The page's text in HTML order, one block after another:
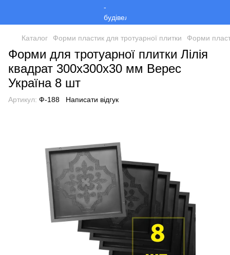
Каталог Форми пластик для тротуарної плитки Форми
Форми для тротуарної плитки Лілія
квадрат 300х300х30 мм Верес
Україна 8 шт
Артикул: Ф-188 Написати відгук